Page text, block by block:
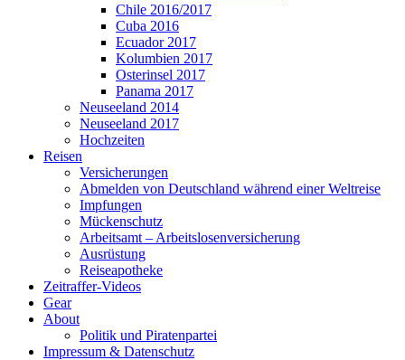
Chile 2016/2017
Cuba 2016
Ecuador 2017
Kolumbien 2017
Osterinsel 2017
Panama 2017
Neuseeland 2014
Neuseeland 2017
Hochzeiten
Reisen
Versicherungen
Abmelden von Deutschland während einer Weltreise
Impfungen
Mückenschutz
Arbeitsamt – Arbeitslosenversicherung
Ausrüstung
Reiseapotheke
Zeitraffer-Videos
Gear
About
Politik und Piratenpartei
Impressum & Datenschutz